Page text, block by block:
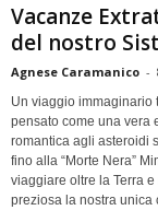
Vacanze
del nostro
Agnese Caramanico -
Un viaggio immaginario
pensato come una vera
romantica agli asteroidi
fino alla “Morte Nera”
viaggiare oltre la Terra
preziosa la nostra unica